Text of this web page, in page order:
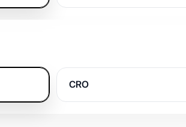
CRO